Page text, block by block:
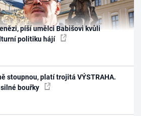
píší umělci Babišovi kvůli
politiku hájí
stoupnou, platí trojitá VÝSTRAHA.
bouřky